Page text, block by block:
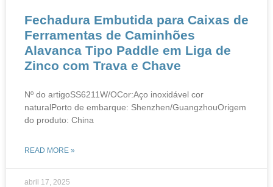
​​Fechadura Embutida para Caixas de
Ferramentas de Caminhões​​ ​​
Alavanca Tipo Paddle em Liga de
Zinco com Trava e Chave​
Nº do artigoSS6211W/OCor:Aço inoxidável cor
naturalPorto de embarque: Shenzhen/GuangzhouOrigem
do produto: China
READ MORE »
abril 17, 2025